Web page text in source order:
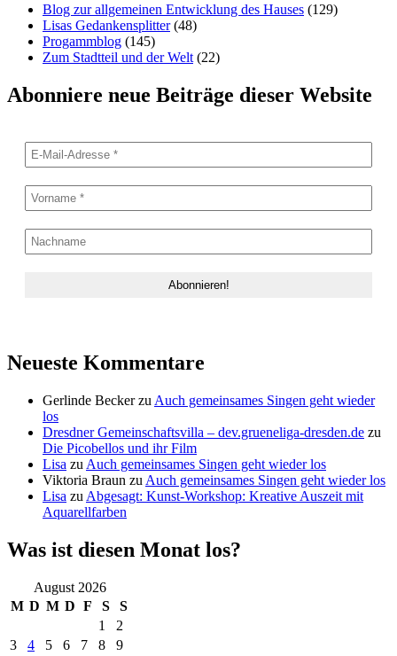
Blog zur allgemeinen Entwicklung des Hauses (129)
Lisas Gedankensplitter(48)
Progammblog (145)
Zum Stadtteil und der Welt (22)
Abonniere neue Beiträge dieser Website
Neueste Kommentare
Gerlinde Beckerzu Auch gemeinsames Singen geht wieder
los
Dresdner Gemeinschaftsvilla – dev.grueneliga-dresden.de zu
Die Picobellos und ihr Film
Lisa zu Auch gemeinsames Singen geht wieder los
Viktoria Braun zu Auch gemeinsames Singen geht wieder los
Lisa zu Abgesagt: Kunst-Workshop: Kreative Auszeit mit
Aquarellfarben
Was ist diesen Monat los?
August 2026
M D M D F S
S
1
2
3
4 5 6 7 8
9